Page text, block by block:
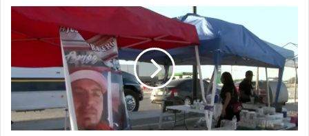
crítico
Organizan
hamburguesada
para
a
Sergio